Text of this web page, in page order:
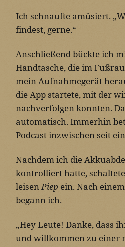
Ich schnaufte amüsiert.
findest, gerne.“
Anschließend bückte ich
Handtasche, die im
mein Aufnahmegerät
die App startete, mit der
nachverfolgen konnten.
automatisch. Immerhin
Podcast inzwischen seit
Nachdem ich die
kontrolliert hatte,
leisenPiep ein. Nach
begann ich.
„Hey Leute! Danke, dass
und willkommen zu einer